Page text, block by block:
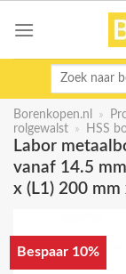
Zoeken
Borenkopen.nl »
rolgewalst » HSS
Labor
vanaf 14.5
x (L1) 200 mm
Bespaar 10%